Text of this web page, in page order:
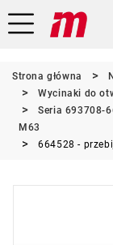
Strona główna
Wycinaki do
Seria 693708-
M63
664528 -